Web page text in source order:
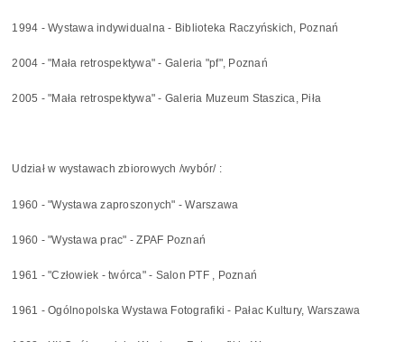
1994 - Wystawa indywidualna - Biblioteka Raczyńskich, Poznań
2004 - "Mała retrospektywa" - Galeria "pf", Poznań
2005 - "Mała retrospektywa" - Galeria Muzeum Staszica, Piła
Udział w wystawach zbiorowych /wybór/ :
1960 - "Wystawa zaproszonych" - Warszawa
1960 - "Wystawa prac" - ZPAF Poznań
1961 - "Człowiek - twórca" - Salon PTF , Poznań
1961 - Ogólnopolska Wystawa Fotografiki - Pałac Kultury, Warszawa